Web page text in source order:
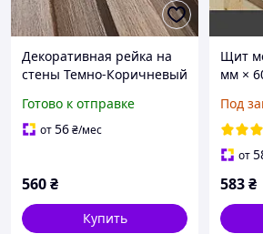
Декоративная рейка на
стены Темно-Коричневый
Готово к отправке
от56₴/мес
560₴
Купить
Щит
мм ×
Под
от
583₴